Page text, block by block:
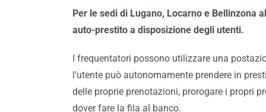
Per le sedi di Lugano, Locarno e Bellinzona
auto-prestito a disposizione degli utenti.
I frequentatori possono utilizzare una
l’utente può autonomamente prendere in
delle proprie prenotazioni, prorogare i propri
dover fare la fila al banco.